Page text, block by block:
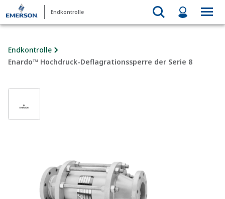
Endkontrolle
Endkontrolle
Enardo™ Hochdruck-Deflagrationssperre der Serie 8